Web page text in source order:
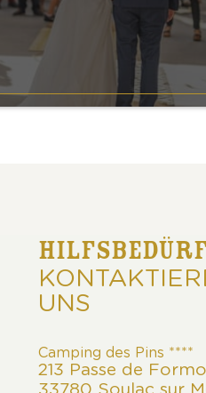
UNS
Camping des Pins ****
213 Passe de